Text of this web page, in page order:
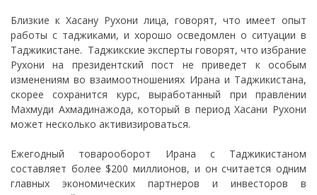
Близкие к Хасану Рухони лица, говорят, что имеет опыт
работы с таджиками, и хорошо осведомлен о ситуации в
Таджикистане. Таджикские эксперты говорят, что избрание
Рухони на президентский пост не приведет к особым
изменениям во взаимоотношениях Ирана и Таджикистана,
скорее сохранится курс, выработанный при правлении
Махмуди Ахмадинажода, который в период Хасани Рухони
может несколько активизироваться.
Ежегодный товарооборот Ирана с Таджикистаном
составляет более $200 миллионов, и он считается одним
главных экономических партнеров и инвесторов в